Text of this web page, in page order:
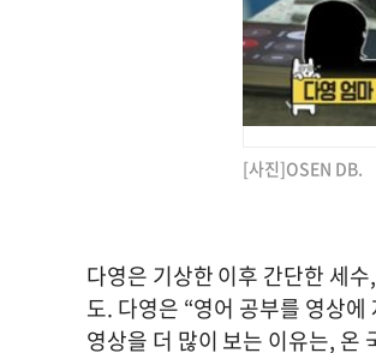
[사진]OSEN DB.
다영은 기상한 이후 간단한 세
도. 다영은 “영어 공부를 영상
영상을 더 많이 보는 이유는, 온